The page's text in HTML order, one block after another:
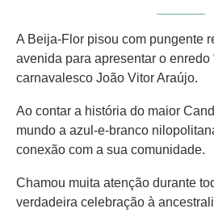
A Beija-Flor pisou com pungente
avenida para apresentar o enredo
carnavalesco João Vitor Araújo.
Ao contar a história do maior
mundo a azul-e-branco
conexão com a sua comunidade.
Chamou muita atenção durante
verdadeira celebração à